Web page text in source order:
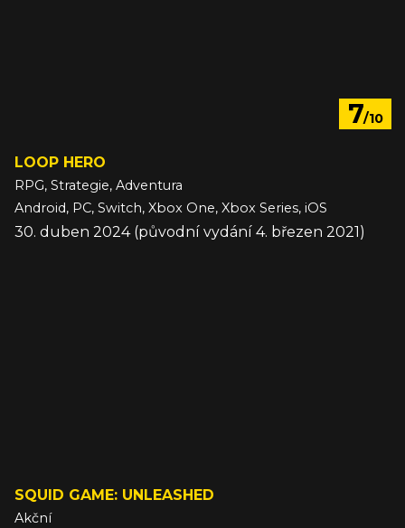
7/10
LOOP HERO
RPG, Strategie, Adventura
Android, PC, Switch, Xbox One, Xbox Series, iOS
30. duben 2024 (původní vydání 4. březen 2021)
SQUID GAME: UNLEASHED
Akční